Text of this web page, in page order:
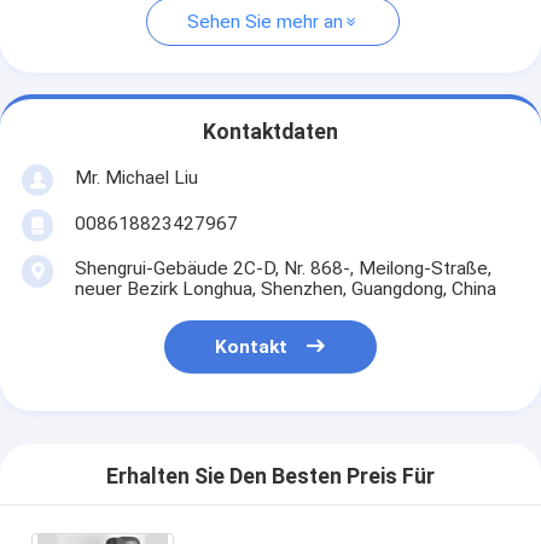
Sehen Sie mehr an
Kontaktdaten
Mr. Michael Liu
008618823427967
Shengrui-Gebäude 2C-D, Nr. 868-, Meilong-Straße,
neuer Bezirk Longhua, Shenzhen, Guangdong, China
Kontakt
Erhalten Sie Den Besten Preis Für